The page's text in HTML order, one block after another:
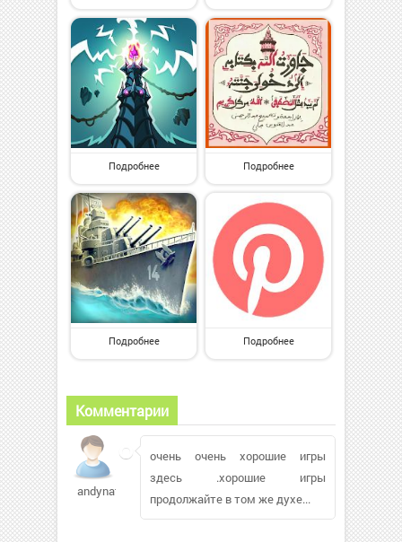
Подробнее Подробнее
Подробнее Подробнее
Комментарии
andynattyb869
очень очень хорошие игры
здесь .хорошие игры
продолжайте в том же духе...